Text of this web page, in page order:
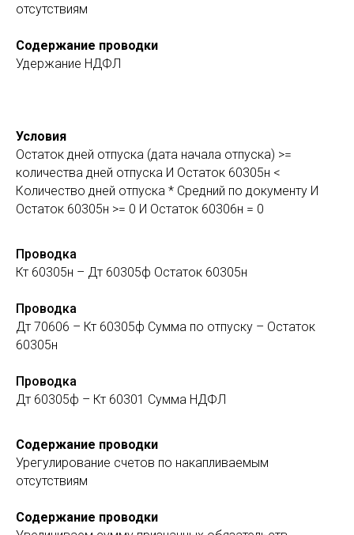
отсутствиям
Содержание проводки
Удержание НДФЛ
Условия
Остаток дней отпуска (дата начала отпуска) >=
количества дней отпуска И Остаток 60305н <
Количество дней отпуска * Средний по документу И
Остаток 60305н >= 0 И Остаток 60306н = 0
Проводка
Кт 60305н – Дт 60305ф Остаток 60305н
Проводка
Дт 70606 – Кт 60305ф Сумма по отпуску – Остаток
60305н
Проводка
Дт 60305ф – Кт 60301 Сумма НДФЛ
Содержание проводки
Урегулирование счетов по накапливаемым
отсутствиям
Содержание проводки